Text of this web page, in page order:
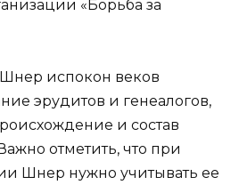
«Борьба за
испокон веков
эрудитов и генеалогов,
и состав
отметить, что при
Шнер нужно учитывать ее